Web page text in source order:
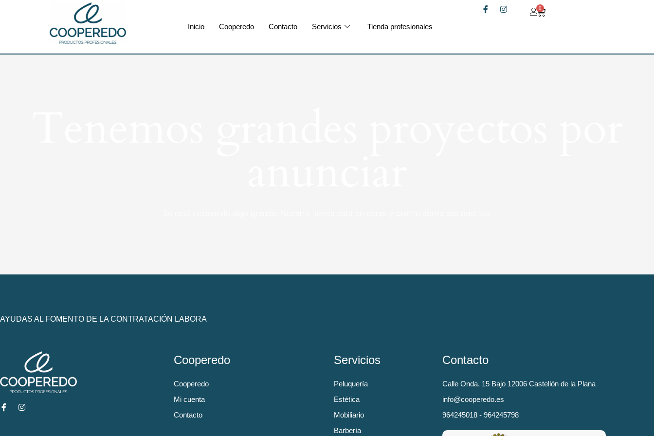
Inicio Cooperedo Contacto Servicios Tienda profesionales
0
AYUDAS AL FOMENTO DE LA CONTRATACIÓN LABORA
Cooperedo
Cooperedo
Mi cuenta
Contacto
Servicios
Peluquería
Estética
Mobiliario
Barbería
Contacto
Calle Onda, 15 Bajo 12006 Castellón de la Plana
info@cooperedo.es
964245018 - 964245798